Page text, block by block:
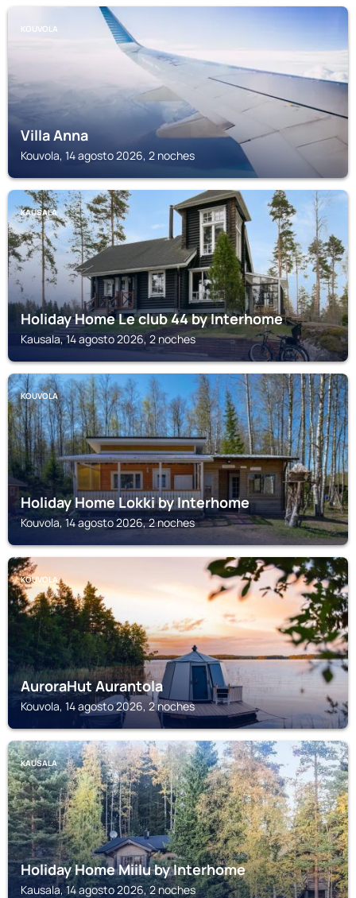
KOUVOLA
Villa Anna
Kouvola, 14 agosto 2026, 2 noches
KAUSALA
Holiday Home Le club 44 by Interhome
Kausala, 14 agosto 2026, 2 noches
KOUVOLA
Holiday Home Lokki by Interhome
Kouvola, 14 agosto 2026, 2 noches
KOUVOLA
AuroraHut Aurantola
Kouvola, 14 agosto 2026, 2 noches
KAUSALA
Holiday Home Miilu by Interhome
Kausala, 14 agosto 2026, 2 noches